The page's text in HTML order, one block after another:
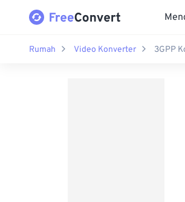
Rumah Video Konverter 3GPP